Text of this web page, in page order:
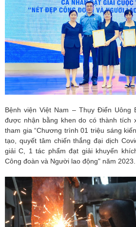
Bệnh viện Việt Nam – Thụy Điển
được nhận bằng khen do có thành tích
tham gia “Chương trình 01 triệu sáng
tạo, quyết tâm chiến thắng đại dịch
giải C, 1 tác phẩm đạt giải khuyến
Công đoàn và Người lao động" năm 2023.